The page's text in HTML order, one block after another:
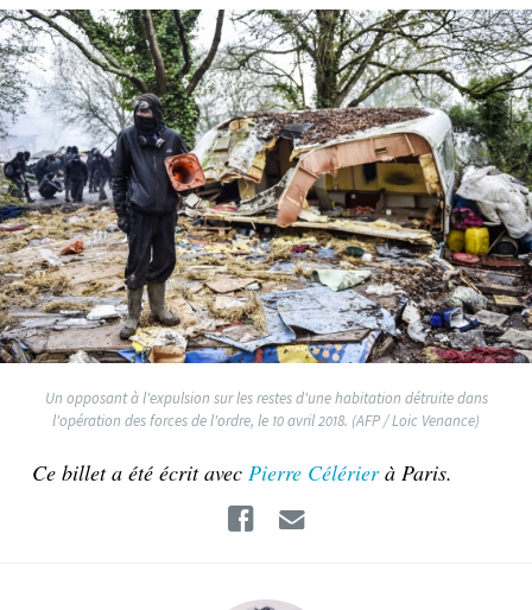
Un opposant à l'expulsion sur les restes d'une habitation détruite dans
l'opération des forces de l'ordre, le 10 avril 2018. (AFP / Loic Venance)
Ce billet a été écrit avec Pierre Célérierà Paris.
Facebook